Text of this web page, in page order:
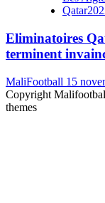
Eliminatoires
terminent
MaliFootball 15
Copyright
themes